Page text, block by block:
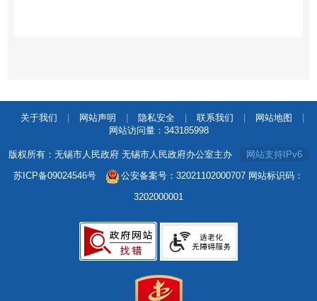
关于我们 网站声明 隐私安全 联系我们 网站地图
网站访问量： 343185998
版权所有：无锡市人民政府 无锡市人民政府办公室主办
网站支持IPv6
苏ICP备09024546号
公安备案号：32021102000707 网站标识码：
3202000001